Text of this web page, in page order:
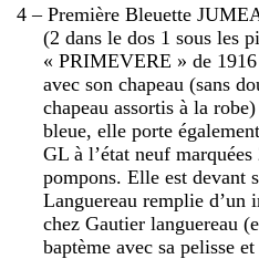
4 – Première Bleuette
(2 dans le dos 1 sous les
« PRIMEVERE » de
avec son chapeau (sans
chapeau assortis à la
bleue, elle porte
GL à l’état neuf
pompons. Elle est devant
Languereau remplie d’un
chez Gautier languereau
baptème avec sa pelisse